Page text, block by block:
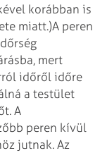
korábban is
miatt.)A peren
mert
időről időre
a testület
A
peren kívül
jutnak. Az